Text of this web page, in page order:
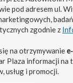
pod adresem ul.
zgodnie z
na otrzymywanie
Plaza informacji na
usług i promocji.